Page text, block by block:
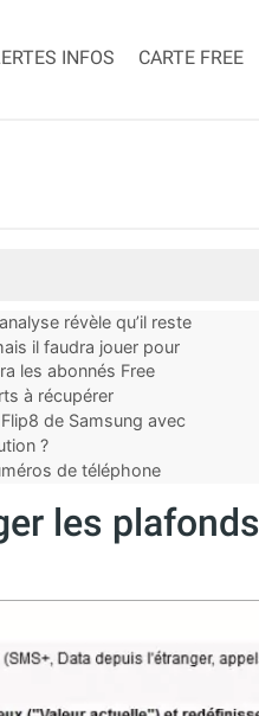
INFOS CARTE FREE
révèle qu’il reste
il faudra jouer pour
les abonnés Free
à récupérer
de Samsung avec
?
de téléphone
les